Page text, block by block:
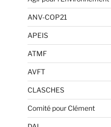
ANV-COP21
APEIS
ATMF
AVFT
CLASCHES
Comité pour Clément